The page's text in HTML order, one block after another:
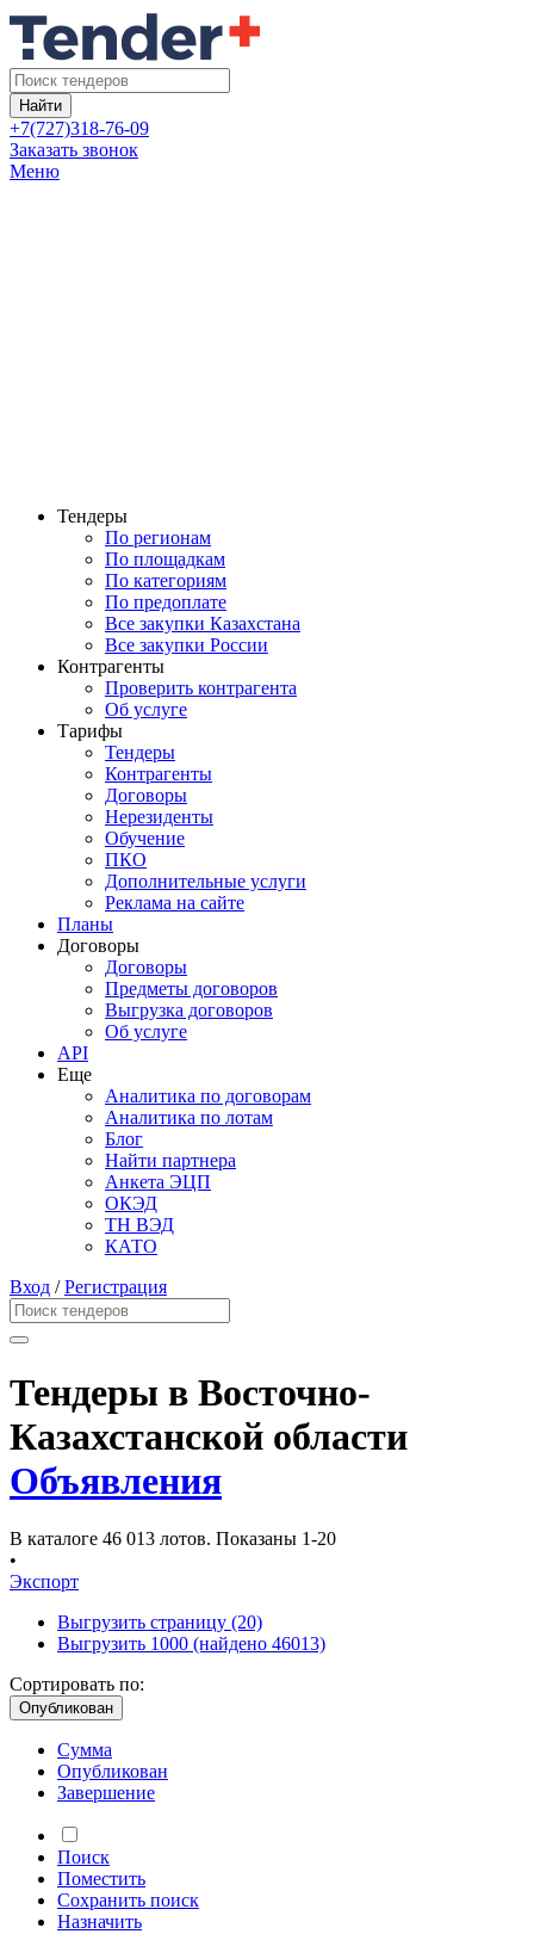
Найти
+7(727)318-76-09
Заказать звонок
Меню
Тендеры
По регионам
По площадкам
По категориям
По предоплате
Все закупки Казахстана
Все закупки России
Контрагенты
Проверить контрагента
Об услуге
Тарифы
Тендеры
Контрагенты
Договоры
Нерезиденты
Обучение
ПКО
Дополнительные услуги
Реклама на сайте
Планы
Договоры
Договоры
Предметы договоров
Выгрузка договоров
Об услуге
API
Еще
Аналитика по договорам
Аналитика по лотам
Блог
Найти партнера
Анкета ЭЦП
ОКЭД
ТН ВЭД
КАТО
Вход /Регистрация
Тендеры в Восточно-
Казахстанской области
Объявления
В каталоге 46 013 лотов. Показаны 1-20
•
Экспорт
Выгрузить страницу (20)
Выгрузить 1000 (найдено 46013)
Сортировать по:
Опубликован
Сумма
Опубликован
Завершение
Поиск
Поместить
Сохранить поиск
Назначить